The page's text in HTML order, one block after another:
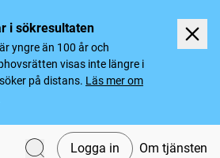
i sökresultaten
yngre än 100 år och
visas inte längre i
på distans. Läs mer om
Logga in Om tjänsten